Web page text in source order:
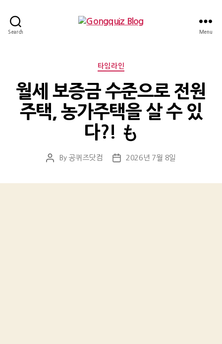
Search Menu
Categories
타임라인
월세 보증금 수준으로 전원
주택, 농가주택을 살 수 있
다?! も
PostBy 공퀴즈닷컴
Post2026년 7월 8일